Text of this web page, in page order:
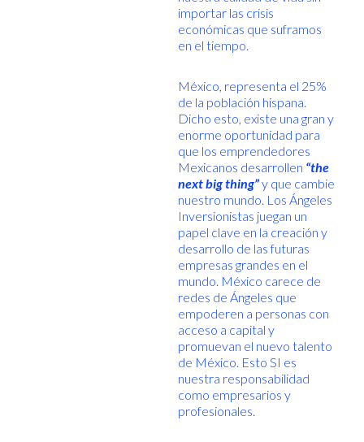
importar las crisis
económicas que suframos
en el tiempo.
México, representa el 25%
de la población hispana.
Dicho esto, existe una gran y
enorme oportunidad para
que los emprendedores
Mexicanos desarrollen “the
next big thing”y que cambie
nuestro mundo. Los Ángeles
Inversionistas juegan un
papel clave en la creación y
desarrollo de las futuras
empresas grandes en el
mundo. México carece de
redes de Ángeles que
empoderen a personas con
acceso a capital y
promuevan el nuevo talento
de México. Esto SI es
nuestra responsabilidad
como empresarios y
profesionales.